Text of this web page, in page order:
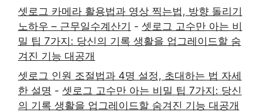
셋로그 카메라 활용법과 영상 찍는법, 방향 돌리기
노하우 – 근무일수계산기 - 셋로그 고수만 아는 비
밀 팁 7가지: 당신의 기록 생활을 업그레이드할 숨
겨진 기능 대공개
셋로그 인원 조절법과 4명 설정, 초대하는 법 자세
한 설명 - 셋로그 고수만 아는 비밀 팁 7가지: 당신
의 기록 생활을 업그레이드할 숨겨진 기능 대공개